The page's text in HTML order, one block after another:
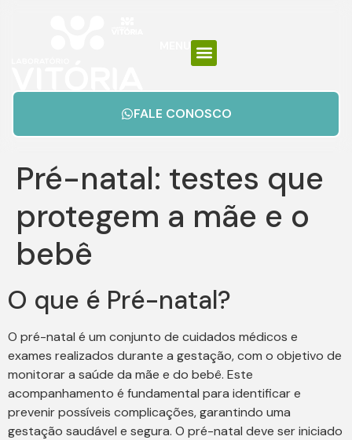
MENU
FALE CONOSCO
Pré-natal: testes que
protegem a mãe e o
bebê
O que é Pré-natal?
O pré-natal é um conjunto de cuidados médicos e
exames realizados durante a gestação, com o objetivo de
monitorar a saúde da mãe e do bebê. Este
acompanhamento é fundamental para identificar e
prevenir possíveis complicações, garantindo uma
gestação saudável e segura. O pré-natal deve ser iniciado